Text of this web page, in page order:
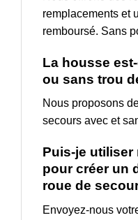
remplacements et
remboursé. Sans
La housse
ou sans trou
Nous proposons
secours avec et
Puis-je utiliser
pour créer un
roue de
Envoyez-nous